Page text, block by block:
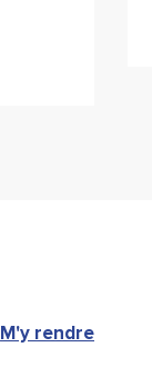
M'y rendre